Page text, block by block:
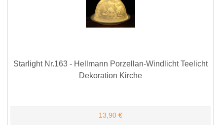
Starlight Nr.163 - Hellmann Porzellan-Windlicht Teelicht
Dekoration Kirche
13,90 €